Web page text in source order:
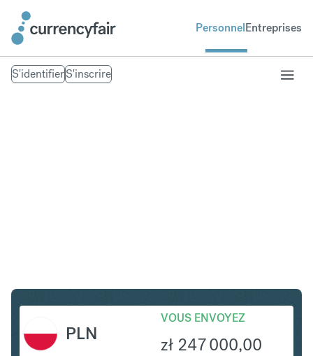
PersonnelEntreprises
S'identifierS'inscrire
PLN
VOUS ENVOYEZ
zł 247 000,00